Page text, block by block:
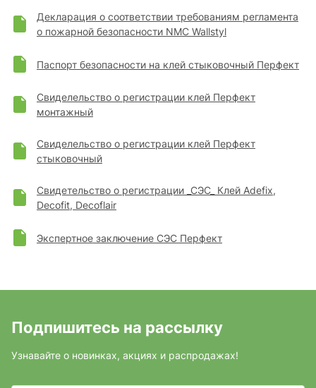
Декларация о соответствии требованиям регламента
о пожарной безопасности NMC Wallstyl
Паспорт безопасности на клей стыковочный Перфект
Свиделельство о регистрации клей Перфект
монтажный
Свиделельство о регистрации клей Перфект
стыковочный
Свидетельство о регистрации _СЭС_ Клей Adefix,
Decofit, Decoflair
Экспертное заключение СЭС Перфект
Подпишитесь на рассылку
Узнавайте о новинках, акциях и распродажах!